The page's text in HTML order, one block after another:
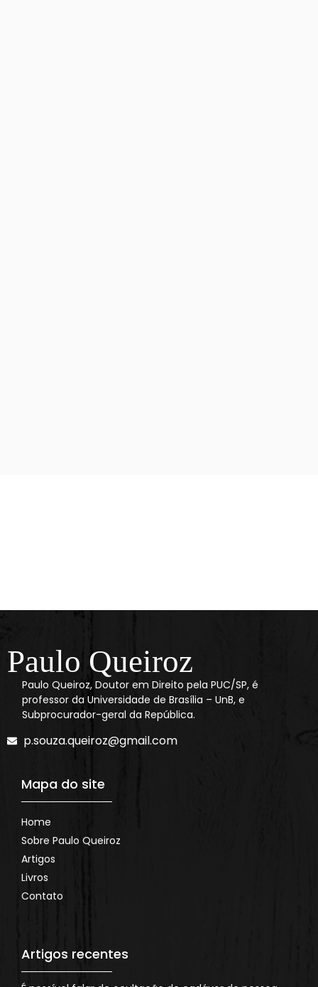
Paulo Queiroz
Paulo Queiroz, Doutor em Direito pela PUC/SP, é
professor da Universidade de Brasília – UnB, e
Subprocurador-geral da República.
p.souza.queiroz@gmail.com
Mapa do site
Home
Sobre Paulo Queiroz
Artigos
Livros
Contato
Artigos recentes